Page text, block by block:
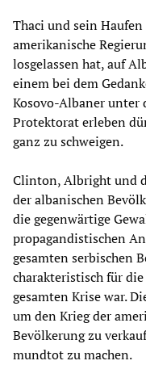
Thaci und sein
amerikanische
losgelassen hat, auf
einem bei dem
Kosovo-Albaner unter
Protektorat erleben
ganz zu schweigen.
Clinton, Albright und
der albanischen
die gegenwärtige
propagandistischen
gesamten serbischen
charakteristisch für
gesamten Krise war.
um den Krieg der
Bevölkerung zu
mundtot zu machen.